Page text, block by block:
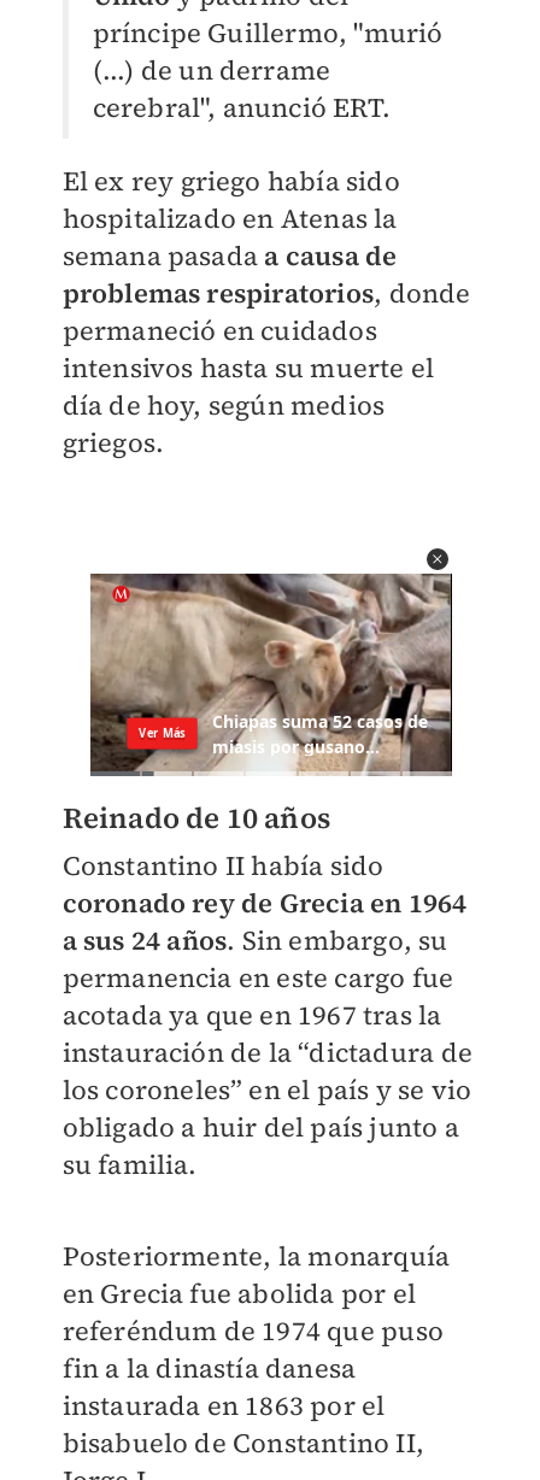
príncipe Guillermo, "murió
(...) de un derrame
cerebral", anunció ERT.
El ex rey griego había sido
hospitalizado en Atenas la
semana pasada a causa de
problemas respiratorios, donde
permaneció en cuidados
intensivos hasta su muerte el
día de hoy, según medios
griegos.
Reinado de 10 años
Constantino II había sido
coronado rey de Grecia en 1964
a sus 24 años. Sin embargo, su
permanencia en este cargo fue
acotada ya que en 1967 tras la
instauración de la “dictadura de
los coroneles” en el país y se vio
obligado a huir del país junto a
su familia.
Posteriormente, la monarquía
en Grecia fue abolida por el
referéndum de 1974 que puso
fin a la dinastía danesa
instaurada en 1863 por el
bisabuelo de Constantino II,